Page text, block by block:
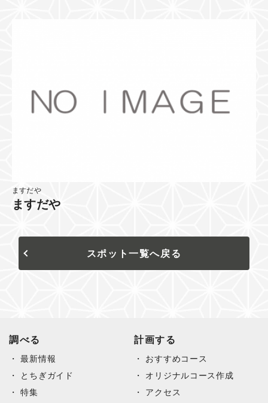
ますだや
ますだや
スポット一覧へ戻る
調べる
最新情報
とちぎガイド
特集
計画する
おすすめコース
オリジナルコース作成
アクセス